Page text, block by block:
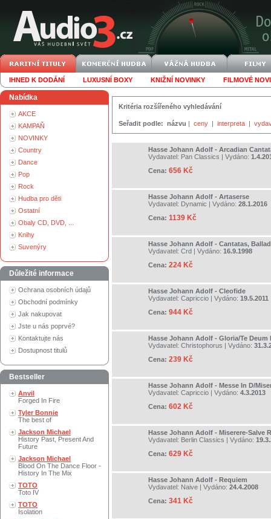
IHNED K DODÁNÍ LUXUSNÍ BOXY KNIŽNÍ NOVINKY FILMOVÉ
Nabídka
AKCE
KAMPAŇ
NOVINKY
Country
Dance
Pop
Rock
Hudba pro děti
Ostatní
Obaly CD, DVD, ...
Knihy
Suvenýry
Důležité informace
Ochrana osobních údajů
Obchodní podmínky
Jak nakupovat
Jste u nás poprvé?
Kontaktujte nás
Dostupnost titulů
Bestseller
Anvil
Forged In Fire
Tyler Bonnie
The best of
Jackson Michael
History Past, Present And
Future
Jackson Michael
Blood On The Dance Floor -
History In The Mix
TOTO
Toto IV
TOTO
Isolation
Kritéria rozšířeného vyhledávání
Seřadit podle: názvu | ceny | interpreta |
Hasse Johann Adolf - Arcadian
Vydavatel: Pan Classics | Vydáno:
Cena: 656 Kč
Hasse Johann Adolf - Artaserse
Vydavatel: Dynamic | Vydáno: 28.1.2016
Cena: 1139 Kč
Hasse Johann Adolf - Cantatas,
Vydavatel: Crd | Vydáno: 16.9.1998
Cena: 224 Kč
Hasse Johann Adolf - Cleofide
Vydavatel: Capriccio | Vydáno: 19.5.2011
Cena: 944 Kč
Hasse Johann Adolf - Gloria/Te Deum
Vydavatel: Christophorus | Vydáno:
Cena: 239 Kč
Hasse Johann Adolf - Messe In D/
Vydavatel: Capriccio | Vydáno: 4.3.2013
Cena: 602 Kč
Hasse Johann Adolf - Miserere-Salve
Vydavatel: Berlin Classics | Vydáno:
Cena: 629 Kč
Hasse Johann Adolf - Requiem
Vydavatel: Naive | Vydáno: 24.4.2008
Cena: 341 Kč